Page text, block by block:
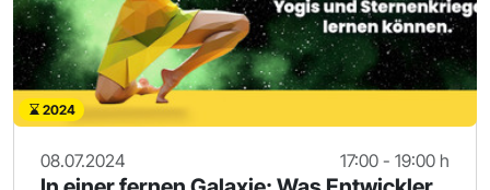
2024
08.07.2024 17:00 - 19:00 h